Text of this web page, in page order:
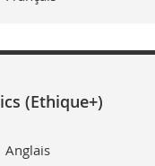
(Ethique+)
Anglais